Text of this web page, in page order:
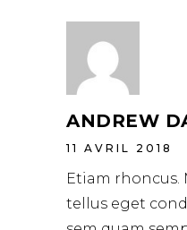
ANDREW
11 AVRIL 2018
Etiam rhoncus.
tellus eget